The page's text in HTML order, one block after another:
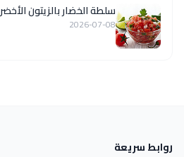
سلطة الخضار بالزيتون الأخضر
2026-07-08
روابط سريعة